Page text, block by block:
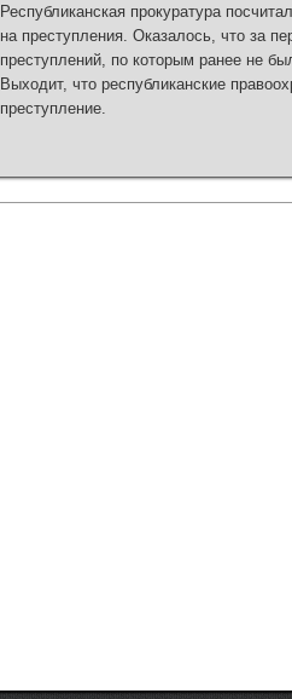
Республиканская прокуратура
на преступления. Оказалось, что за
преступлений, по которым ранее не
Выходит, что республиканские
преступление.